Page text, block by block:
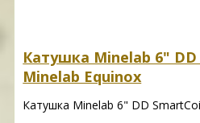
Катушка Minelab 6"
Minelab Equinox
Катушка Minelab 6" DD